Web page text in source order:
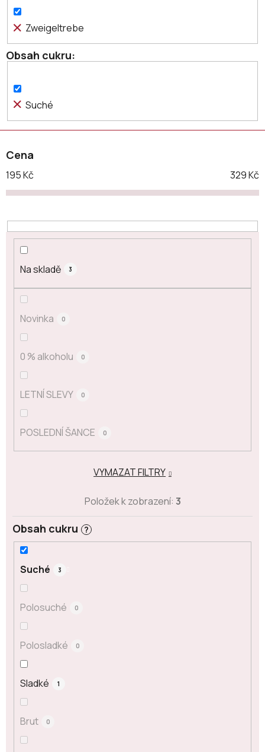
u
t
ů
Zweigeltrebe
Obsah cukru
Suché
Cena
195Kč 329Kč
Na skladě 3
Novinka 0
0 % alkoholu 0
LETNÍ SLEVY 0
POSLEDNÍ ŠANCE 0
Obsah cukru ?
Suché 3
Polosuché 0
Polosladké 0
Sladké 1
Brut 0
VYMAZAT FILTRY
Položek k zobrazení: 3